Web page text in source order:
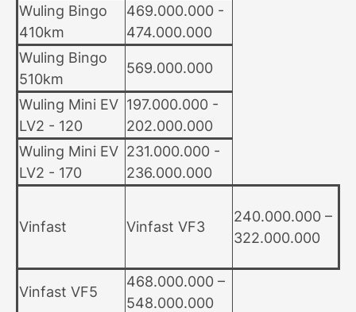
Wuling Bingo
410km
469.000.000 -
474.000.000
Wuling Bingo
510km
569.000.000
Wuling Mini EV
LV2 - 120
197.000.000 -
202.000.000
Wuling Mini EV
LV2 - 170
231.000.000 -
236.000.000
Vinfast Vinfast VF3
240.000.000 –
322.000.000
Vinfast VF5
468.000.000 –
548.000.000